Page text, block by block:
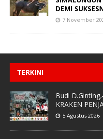
DEMI
7 November
TERKINI
Budi
KRAKEN
5 Agustus 2026